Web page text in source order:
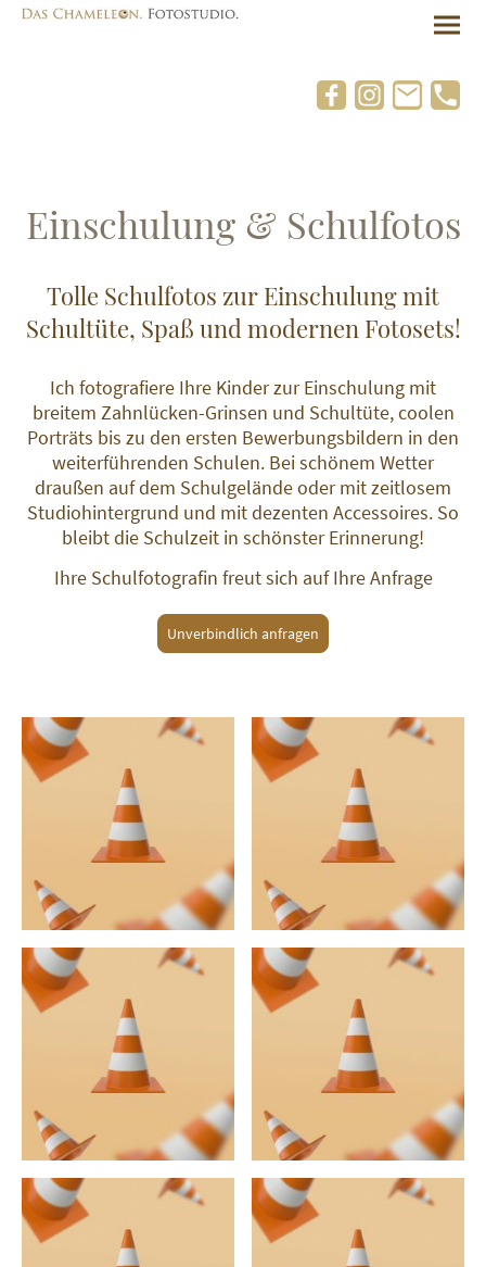
Einschulung & Schulfotos
Tolle Schulfotos zur Einschulung mit
Schultüte, Spaß und modernen Fotosets!
Ich fotografiere Ihre Kinder zur Einschulung mit
breitem Zahnlücken-Grinsen und Schultüte, coolen
Porträts bis zu den ersten Bewerbungsbildern in den
weiterführenden Schulen. Bei schönem Wetter
draußen auf dem Schulgelände oder mit zeitlosem
Studiohintergrund und mit dezenten Accessoires. So
bleibt die Schulzeit in schönster Erinnerung!
Ihre Schulfotografin freut sich auf Ihre Anfrage
Unverbindlich anfragen